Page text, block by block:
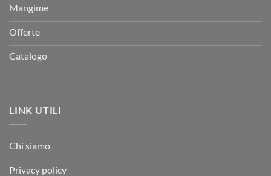
Mangime
Offerte
Catalogo
LINK UTILI
Chi siamo
Privacy policy